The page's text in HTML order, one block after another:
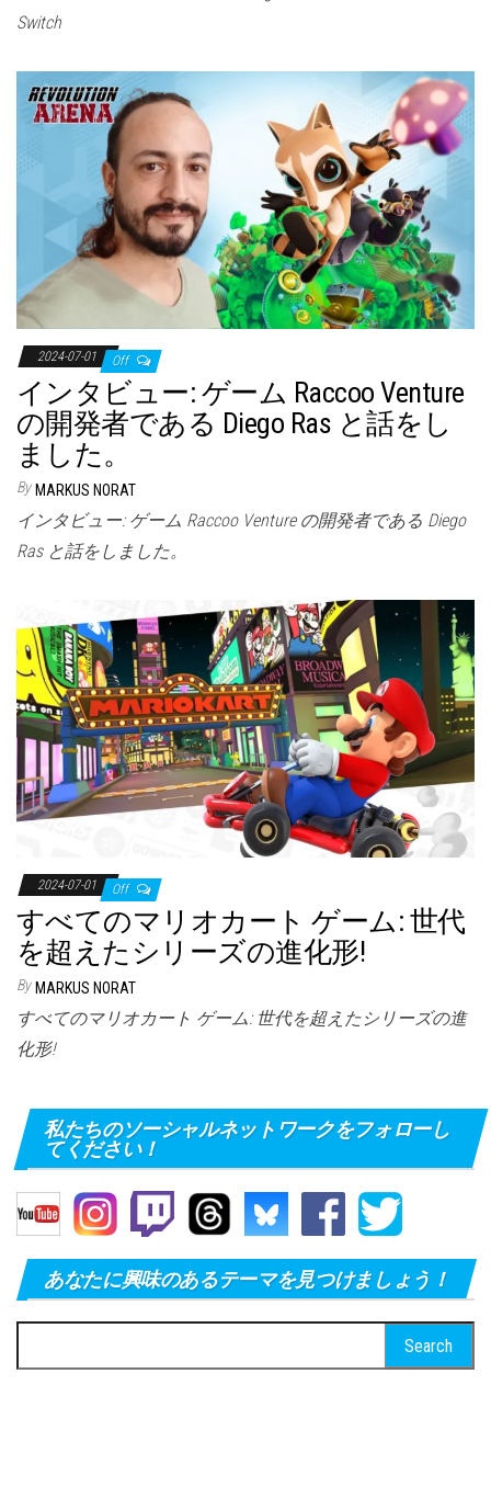
Switch
2024-07-01 Off
インタビュー: ゲーム Raccoo Venture
の開発者である Diego Ras と話をし
ました。
By MARKUS NORAT
インタビュー: ゲーム Raccoo Venture の開発者である Diego
Ras と話をしました。
2024-07-01 Off
すべてのマリオカート ゲーム: 世代
を超えたシリーズの進化形!
By MARKUS NORAT
すべてのマリオカート ゲーム: 世代を超えたシリーズの進
化形!
私たちのソーシャルネットワークをフォローし
てください！
あなたに興味のあるテーマを見つけましょう！
for: